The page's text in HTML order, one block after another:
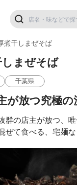
煮干しまぜそば
まぜそば
千葉県
が放つ究極の
群の店主が放つ、
ぜて食べる、宅麺